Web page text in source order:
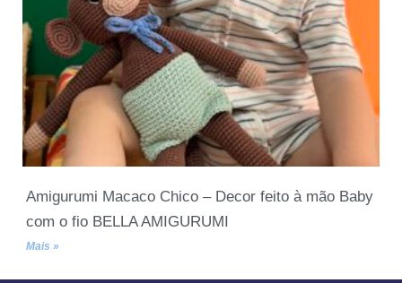
Amigurumi Macaco Chico – Decor feito à mão Baby
com o fio BELLA AMIGURUMI
Mais »